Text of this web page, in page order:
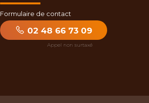
Formulaire de contact
02 48 66 73 09